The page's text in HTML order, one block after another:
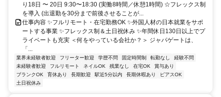
り18日 〜 20日 9:30〜18:30 (実働8時間／休憩1時間) ☆フレックス制
を導入 (出退勤を30分まで前後させることが...
仕事内容 ✨フルリモート・在宅勤務OK ✨外国人材の日本就業をサポ
ートする事業 ✨フレックス制＆土日祝休み ✨年間休日130日以上でプ
ライベートも充実 ＜何をやっている会社か？＞ ジャパゲートは、
「...
業界未経験者歓迎 フリーター歓迎 学歴不問 固定時間制 転勤なし
経験不問
未経験者歓迎
フルリモート ネイルOK 残業なし 在宅OK
賞与あり
ブランクOK
育休あり 長期歓迎 駅近5分以内 長期休暇あり
ピアスOK
土日祝休み